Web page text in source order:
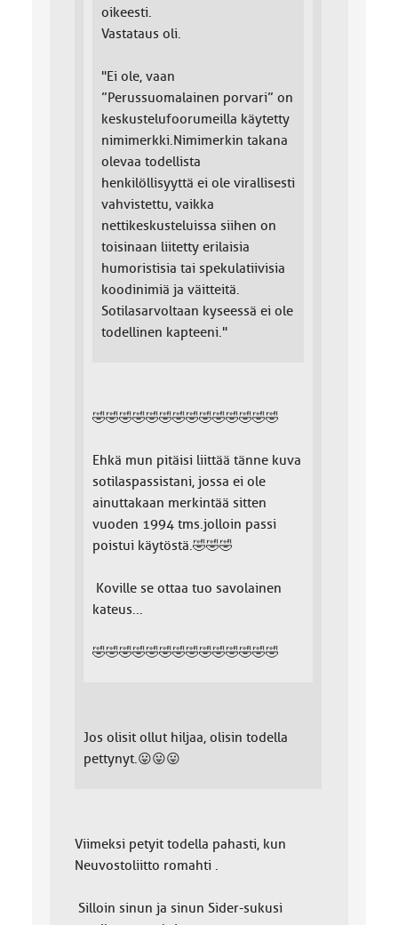
oikeesti.
Vastataus oli.
"Ei ole, vaan
”Perussuomalainen porvari” on
keskustelufoorumeilla käytetty
nimimerkki.Nimimerkin takana
olevaa todellista
henkilöllisyyttä ei ole virallisesti
vahvistettu, vaikka
nettikeskusteluissa siihen on
toisinaan liitetty erilaisia
humoristisia tai spekulatiivisia
koodinimiä ja väitteitä.
Sotilasarvoltaan kyseessä ei ole
todellinen kapteeni."
🤣🤣🤣🤣🤣🤣🤣🤣🤣🤣🤣🤣🤣🤣
Ehkä mun pitäisi liittää tänne kuva
sotilaspassistani, jossa ei ole
ainuttakaan merkintää sitten
vuoden 1994 tms.jolloin passi
poistui käytöstä.🤣🤣🤣
Koville se ottaa tuo savolainen
kateus...
🤣🤣🤣🤣🤣🤣🤣🤣🤣🤣🤣🤣🤣🤣
Jos olisit ollut hiljaa, olisin todella
pettynyt.😛😛😛
Viimeksi petyit todella pahasti, kun
Neuvostoliitto romahti .
Silloin sinun ja sinun Sider-sukusi